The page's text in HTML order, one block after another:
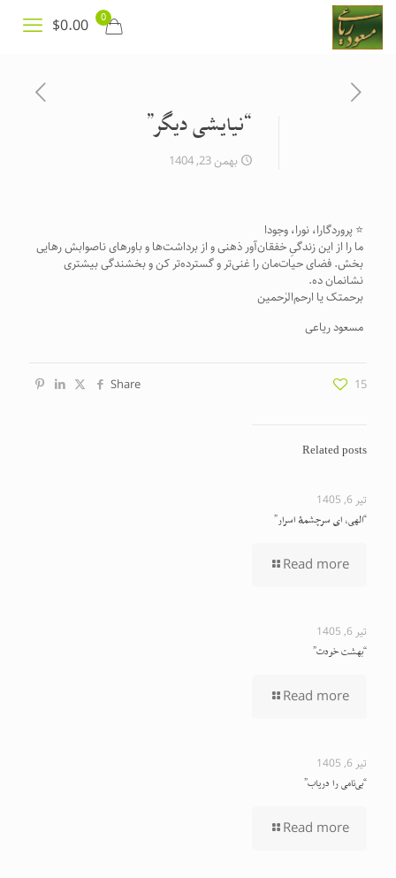
0
$0.00
“نیایشی دیگر”
بهمن 23, 1404
⭐️ پروردگارا، نورا، وجودا
ما را از این زندگیِ خفقان‌آور ذهنی و از برداشت‌ها و باورهای ناصوابش رهایی
بخش. فضای حیات‌مان را غنی‌تر و گسترده‌تر کن و بخشندگی بیشتری
نشانمان ده.
برحمتک یا ارحم‌الرٰحمین
مسعود ریاعی
Share 15
Related posts
تیر 6, 1405
“الهی، ای سرچشمهٔ اسرار”
Read more
تیر 6, 1405
“بهشت خودت”
Read more
تیر 6, 1405
“بی‌نامی را دریاب”
Read more